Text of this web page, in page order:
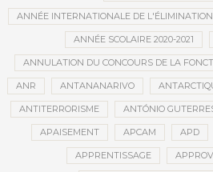
ANNÉE INTERNATIONALE DE
ANNÉE SCOLAIRE 2020-2021
ANNULATION DU CONCOURS DE LA
ANR ANTANANARIVO
ANTITERRORISME ANTÓNIO
APAISEMENT APCAM APD
APPRENTISSAGE